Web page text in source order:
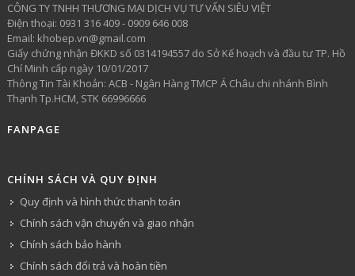
CÔNG TY TNHH THƯƠNG MẠI DỊCH VỤ TƯ VẤN SIÊU VIỆT
​Điện thoại: 0931 316 409 - 0909 646 008
Email: khobep.vn@gmail.com
Giấy chứng nhận ĐKKD số 0314194557 do Sở Kế hoạch và đầu tư TP. Hồ
Chí Minh cấp ngày 10/01/2017
Thông Tin Tài Khoản: ACB - Ngân Hàng TMCP Á Châu chi nhánh Bình
Thạnh Tp.HCM, STK 66996666
FANPAGE
CHÍNH SÁCH VÀ QUY ĐỊNH
Quy định và hình thức thanh toán
Chính sách vận chuyển và giao nhận
Chính sách bảo hành
Chính sách đổi trả và hoàn tiền